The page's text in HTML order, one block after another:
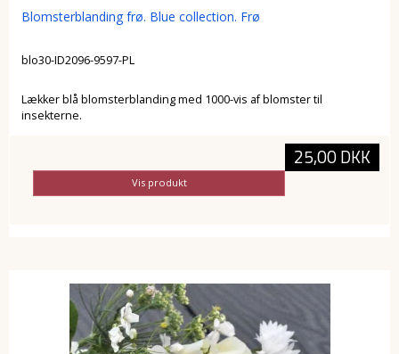
Blomsterblanding frø. Blue collection. Frø
blo30-ID2096-9597-PL
Lækker blå blomsterblanding med 1000-vis af blomster til
insekterne.
25,00 DKK
Vis produkt